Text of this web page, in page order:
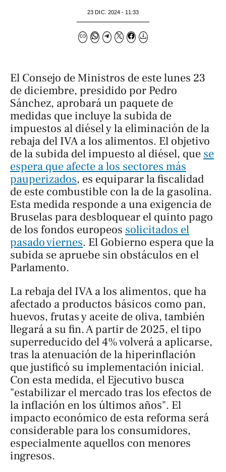
23 DIC. 2024 - 11:33
El Consejo de Ministros de este lunes 23
de diciembre, presidido por Pedro
Sánchez, aprobará un paquete de
medidas que incluye la subida de
impuestos al diésel y la eliminación de la
rebaja del IVA a los alimentos. El objetivo
de la subida del impuesto al diésel, que se
espera que afecte a los sectores más
pauperizados, es equiparar la fiscalidad
de este combustible con la de la gasolina.
Esta medida responde a una exigencia de
Bruselas para desbloquear el quinto pago
de los fondos europeos solicitados el
pasado viernes. El Gobierno espera que la
subida se apruebe sin obstáculos en el
Parlamento.
La rebaja del IVA a los alimentos, que ha
afectado a productos básicos como pan,
huevos, frutas y aceite de oliva, también
llegará a su fin. A partir de 2025, el tipo
superreducido del 4% volverá a aplicarse,
tras la atenuación de la hiperinflación
que justificó su implementación inicial.
Con esta medida, el Ejecutivo busca
"estabilizar el mercado tras los efectos de
la inflación en los últimos años". El
impacto económico de esta reforma será
considerable para los consumidores,
especialmente aquellos con menores
ingresos.